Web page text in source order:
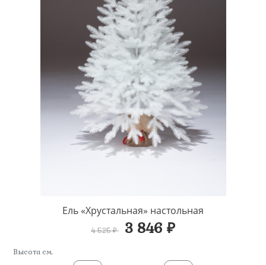
Ель «Хрустальная» настольная
4 525 ₽ 3 846 ₽
Высота см.